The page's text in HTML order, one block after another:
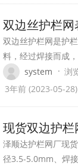
双边丝护栏
双边丝护栏网是护
料，经过焊接而成
点，被广泛应用到
是：双边丝护栏网
system · 浏
3年前 (2023-05-28)
现货双边护
泽顺达护栏网厂现
径3.5-5.0mm、焊